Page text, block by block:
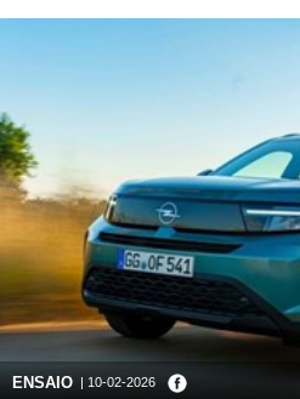
ENSAIO | 10-02-2026